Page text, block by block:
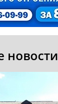
новости